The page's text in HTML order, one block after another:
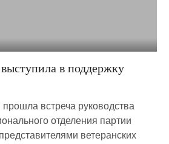
в поддержку
встреча руководства
отделения партии
ветеранских